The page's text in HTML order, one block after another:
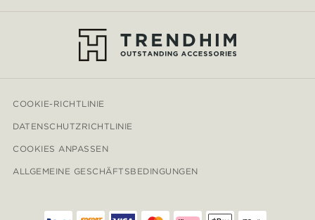
COOKIE-RICHTLINIE
DATENSCHUTZRICHTLINIE
COOKIES ANPASSEN
ALLGEMEINE GESCHÄFTSBEDINGUNGEN